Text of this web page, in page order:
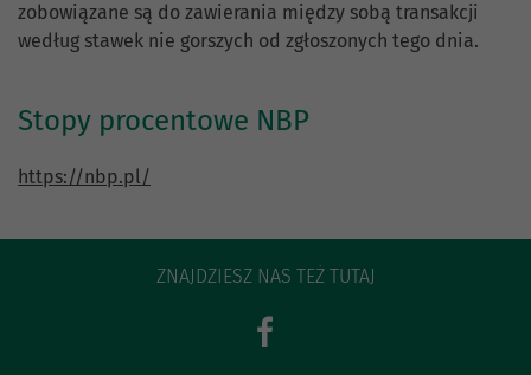
zobowiązane są do zawierania między sobą transakcji
według stawek nie gorszych od zgłoszonych tego dnia.
Stopy procentowe NBP
https://nbp.pl/
ZNAJDZIESZ NAS TEŻ TUTAJ